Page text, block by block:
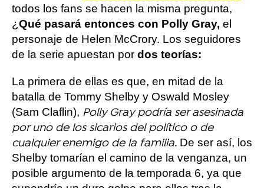
todos los fans se hacen la misma pregunta,
¿ Qué pasará entonces con Polly Gray, el
personaje de Helen McCrory. Los seguidores
de la serie apuestan por dos teorías:
La primera de ellas es que, en mitad de la
batalla de Tommy Shelby y Oswald Mosley
(Sam Claflin), Polly Gray podría ser asesinada
por uno de los sicarios del político o de
cualquier enemigo de la familia. De ser así, los
Shelby tomarían el camino de la venganza, un
posible argumento de la temporada 6, ya que